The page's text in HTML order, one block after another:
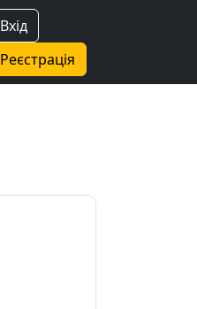
Вхід
Реєстрація